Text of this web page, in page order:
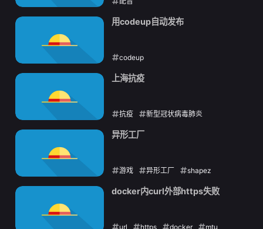
2022-08-17
用codeup自动发布
codeup
2022-08-13
上海抗疫
抗疫 新型冠状病毒肺炎
2022-03-28
异形工厂
游戏 异形工厂 shapez
2022-01-30
docker内curl外部https失败
url https docker mtu